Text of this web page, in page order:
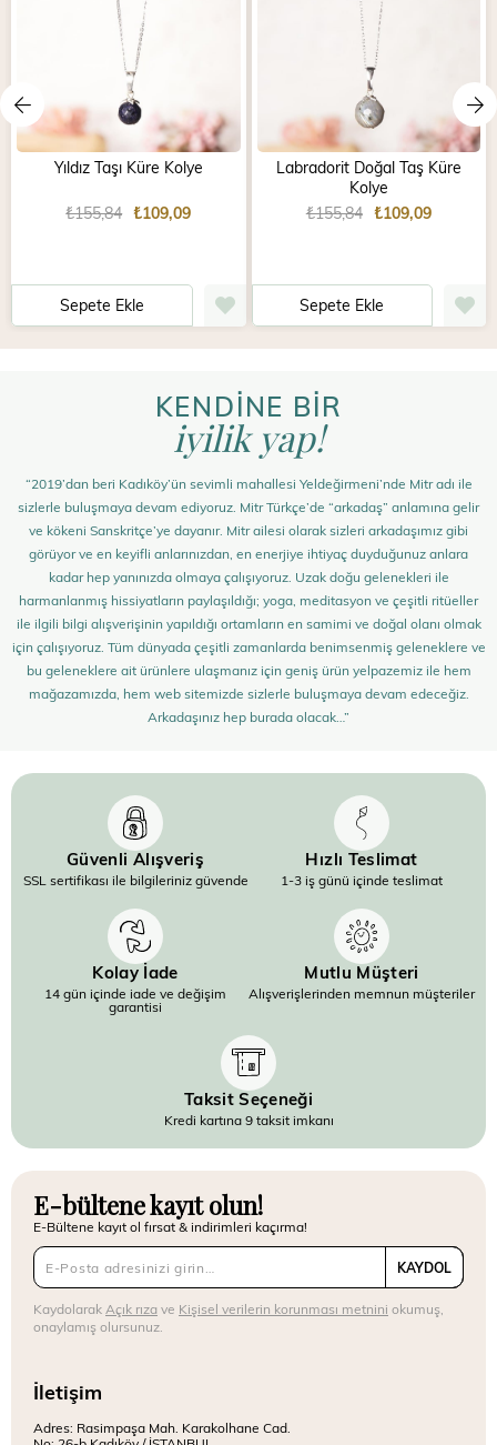
Yıldız Taşı Küre Kolye
₺109,09
₺155,84
Sepete Ekle
Labradorit Doğal Taş Küre
Kolye
₺109,09
₺155,84
Sepete Ekle
KENDİNE BİR
iyilik yap!
“2019’dan beri Kadıköy’ün sevimli mahallesi Yeldeğirmeni’nde Mitr adı ile
sizlerle buluşmaya devam ediyoruz. Mitr Türkçe’de “arkadaş” anlamına gelir
ve kökeni Sanskritçe’ye dayanır. Mitr ailesi olarak sizleri arkadaşımız gibi
görüyor ve en keyifli anlarınızdan, en enerjiye ihtiyaç duyduğunuz anlara
kadar hep yanınızda olmaya çalışıyoruz. Uzak doğu gelenekleri ile
harmanlanmış hissiyatların paylaşıldığı; yoga, meditasyon ve çeşitli ritüeller
ile ilgili bilgi alışverişinin yapıldığı ortamların en samimi ve doğal olanı olmak
için çalışıyoruz. Tüm dünyada çeşitli zamanlarda benimsenmiş geleneklere ve
bu geleneklere ait ürünlere ulaşmanız için geniş ürün yelpazemiz ile hem
mağazamızda, hem web sitemizde sizlerle buluşmaya devam edeceğiz.
Arkadaşınız hep burada olacak…”
Güvenli Alışveriş
SSL sertifikası ile bilgileriniz güvende
Hızlı Teslimat
1-3 iş günü içinde teslimat
Kolay İade
14 gün içinde iade ve değişim
garantisi
Mutlu Müşteri
Alışverişlerinden memnun müşteriler
Taksit Seçeneği
Kredi kartına 9 taksit imkanı
E-bültene kayıt olun!
E-Bültene kayıt ol fırsat & indirimleri kaçırma!
KAYDOL
Kaydolarak Açık rızave Kişisel verilerin korunması metnini okumuş,
onaylamış olursunuz.
İletişim
Adres: Rasimpaşa Mah. Karakolhane Cad.